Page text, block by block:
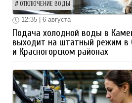
ОТКЛЮЧЕНИЕ ВОДЫ
12:35 | 6 августа
Подача холодной воды в
выходит на штатный режим в
и Красногорском районах